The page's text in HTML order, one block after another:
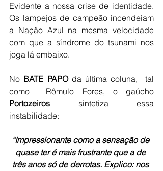
Evidente a nossa crise de identidade.
Os lampejos de campeão incendeiam
a Nação Azul na mesma velocidade
com que a síndrome do tsunami nos
joga lá embaixo.
No BATE PAPO da última coluna,  tal
Portozeiros sintetiza essa
instabilidade:
“Impressionante como a sensação de
quase ter é mais frustrante que a de
três anos só de derrotas. Explico: nos